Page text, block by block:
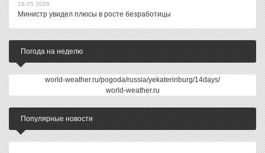
18.05.2026
Министр увидел плюсы в росте безработицы
Погода на неделю
world-weather.ru/pogoda/russia/yekaterinburg/14days/
world-weather.ru
Популярные новости